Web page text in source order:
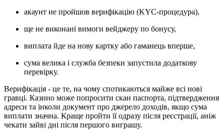
акаунт не пройшов верифікацію (KYC-процедура),
ще не виконані вимоги вейджеру по бонусу,
виплата йде на нову картку або гаманець вперше,
сума велика і служба безпеки запустила додаткову
перевірку.
Верифікація - це те, на чому спотикаються майже всі нові
гравці. Казино може попросити скан паспорта, підтвердження
адреси та інколи документ про джерело доходів, якщо сума
виплати значна. Краще пройти її одразу після реєстрації, аніж
чекати зайві дні після першого виграшу.